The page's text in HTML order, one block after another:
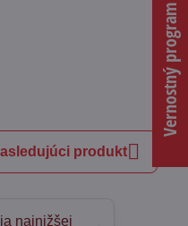
produkt
najnižšej
Vernostný program